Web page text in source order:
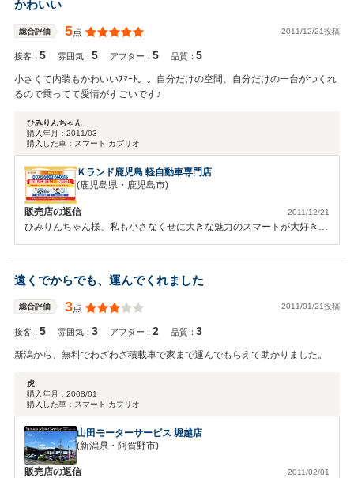
かわいい
総合評価 5点 2011/12/21投稿
接客：5 雰囲気：5 アフター：5 品質：5
小さくて内装もかわいいｽﾏｰﾄ。。自分だけの空間、自分だけの一台がつくれ
るので乗ってて愛情がすごいです♪
ひみりんちゃん
購入年月： 2011/03
購入した車： スマート カブリオ
Ｋランド鹿児島 軽自動車専門店
(鹿児島県・鹿児島市)
販売店の返信 2011/12/21
ひみりんちゃん様、私も小さなくせに大きな魅力のスマートが大好きで
すけどね（笑）またスマートの自慢大会しましょうね！
遠くでからでも、運んでくれました
総合評価 3点 2011/01/21投稿
接客：5 雰囲気：3 アフター：2 品質：3
新潟から、無料でわざわざ積載車で家まで運んでもらえて助かりました。
虎
購入年月： 2008/01
購入した車： スマート カブリオ
山田モーターサービス 堀越店
(新潟県・阿賀野市)
販売店の返信 2011/02/01